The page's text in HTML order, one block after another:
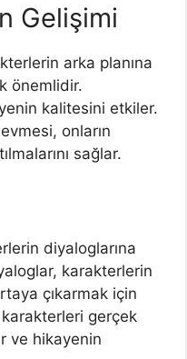
Gelişimi
arka planına
önemlidir.
kalitesini etkiler.
onların
sağlar.
diyaloglarına
karakterlerin
çıkarmak için
karakterleri gerçek
ve hikayenin